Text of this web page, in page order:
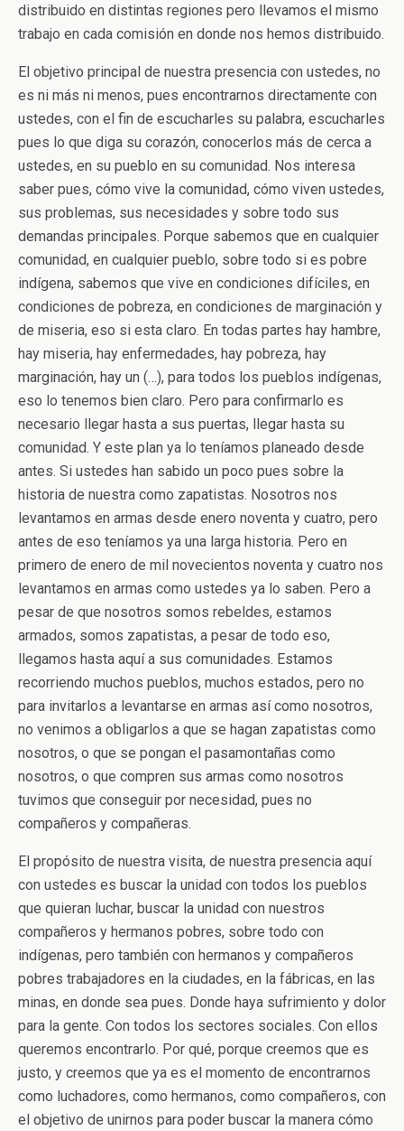
distribuido en distintas regiones pero llevamos el mismo
trabajo en cada comisión en donde nos hemos distribuido.
El objetivo principal de nuestra presencia con ustedes, no
es ni más ni menos, pues encontrarnos directamente con
ustedes, con el fin de escucharles su palabra, escucharles
pues lo que diga su corazón, conocerlos más de cerca a
ustedes, en su pueblo en su comunidad. Nos interesa
saber pues, cómo vive la comunidad, cómo viven ustedes,
sus problemas, sus necesidades y sobre todo sus
demandas principales. Porque sabemos que en cualquier
comunidad, en cualquier pueblo, sobre todo si es pobre
indígena, sabemos que vive en condiciones difíciles, en
condiciones de pobreza, en condiciones de marginación y
de miseria, eso si esta claro. En todas partes hay hambre,
hay miseria, hay enfermedades, hay pobreza, hay
marginación, hay un (…), para todos los pueblos indígenas,
eso lo tenemos bien claro. Pero para confirmarlo es
necesario llegar hasta a sus puertas, llegar hasta su
comunidad. Y este plan ya lo teníamos planeado desde
antes. Si ustedes han sabido un poco pues sobre la
historia de nuestra como zapatistas. Nosotros nos
levantamos en armas desde enero noventa y cuatro, pero
antes de eso teníamos ya una larga historia. Pero en
primero de enero de mil novecientos noventa y cuatro nos
levantamos en armas como ustedes ya lo saben. Pero a
pesar de que nosotros somos rebeldes, estamos
armados, somos zapatistas, a pesar de todo eso,
llegamos hasta aquí a sus comunidades. Estamos
recorriendo muchos pueblos, muchos estados, pero no
para invitarlos a levantarse en armas así como nosotros,
no venimos a obligarlos a que se hagan zapatistas como
nosotros, o que se pongan el pasamontañas como
nosotros, o que compren sus armas como nosotros
tuvimos que conseguir por necesidad, pues no
compañeros y compañeras.
El propósito de nuestra visita, de nuestra presencia aquí
con ustedes es buscar la unidad con todos los pueblos
que quieran luchar, buscar la unidad con nuestros
compañeros y hermanos pobres, sobre todo con
indígenas, pero también con hermanos y compañeros
pobres trabajadores en la ciudades, en la fábricas, en las
minas, en donde sea pues. Donde haya sufrimiento y dolor
para la gente. Con todos los sectores sociales. Con ellos
queremos encontrarlo. Por qué, porque creemos que es
justo, y creemos que ya es el momento de encontrarnos
como luchadores, como hermanos, como compañeros, con
el objetivo de unirnos para poder buscar la manera cómo